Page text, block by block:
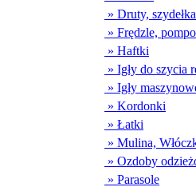
» Druty, szydełka
» Frędzle,
» Haftki
» Igły do szycia
» Igły
» Kordonki
» Łatki
» Mulina,
» Ozdoby
» Parasole